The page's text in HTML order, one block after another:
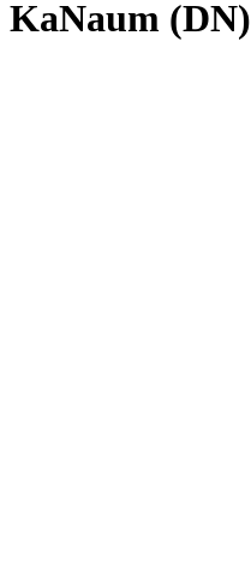
KaNaum (DN)